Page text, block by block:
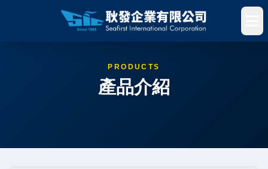
PRODUCTS
產品介紹